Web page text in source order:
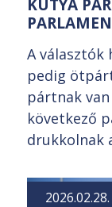
KUTYA
A választók
pedig
pártnak
következő
drukkolnak
2026.02.28.